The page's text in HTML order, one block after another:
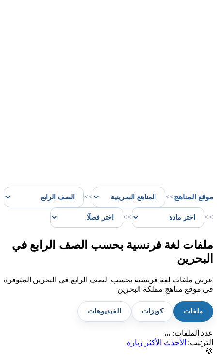
موقع المناهج>>
>>
>>
>>
ملفات لغة فرنسية بحسب الصف الرابع في
البحرين
عرض ملفات لغة فرنسية بحسب الصف الرابع في البحرين المتوفرة
في موقع مناهج مملكة البحرين
ملفات كويزات الفيديوهات
عدد الملفات: ...
الترتيب:
الأحدث
الأكثر زيارة
🍪